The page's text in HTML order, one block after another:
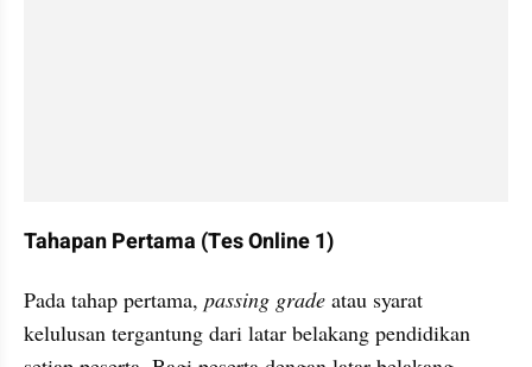
Tahapan Pertama (Tes Online 1)
Pada tahap pertama, passing grade atau syarat
kelulusan tergantung dari latar belakang pendidikan